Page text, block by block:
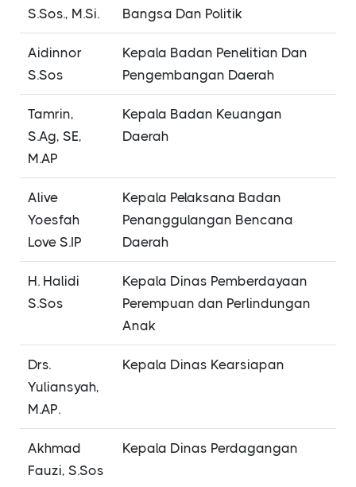
S.Sos., M.Si.
Bangsa Dan Politik
Aidinnor
S.Sos
Kepala Badan Penelitian Dan
Pengembangan Daerah
Tamrin,
S.Ag, SE,
M.AP
Kepala Badan Keuangan
Daerah
Alive
Yoesfah
Love S.IP
Kepala Pelaksana Badan
Penanggulangan Bencana
Daerah
H. Halidi
S.Sos
Kepala Dinas Pemberdayaan
Perempuan dan Perlindungan
Anak
Drs.
Yuliansyah,
M.AP.
Kepala Dinas Kearsiapan
Akhmad
Fauzi, S.Sos
Kepala Dinas Perdagangan